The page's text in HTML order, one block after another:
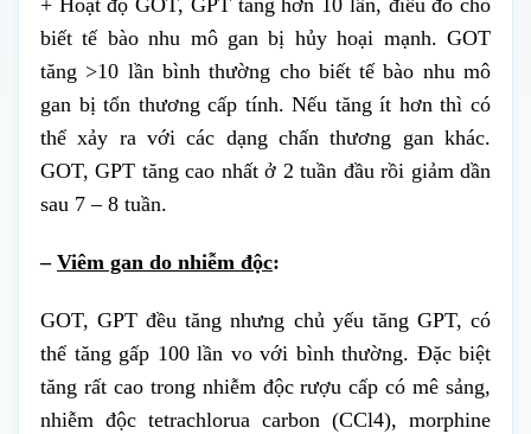
+ Hoạt độ GOT, GPT tăng hơn 10 lần, điều đó cho
biết tế bào nhu mô gan bị hủy hoại mạnh. GOT
tăng >10 lần bình thường cho biết tế bào nhu mô
gan bị tổn thương cấp tính. Nếu tăng ít hơn thì có
thể xảy ra với các dạng chấn thương gan khác.
GOT, GPT tăng cao nhất ở 2 tuần đầu rồi giảm dần
sau 7 – 8 tuần.
– Viêm gan do nhiễm độc:
GOT, GPT đều tăng nhưng chủ yếu tăng GPT, có
thể tăng gấp 100 lần vo với bình thường. Đặc biệt
tăng rất cao trong nhiễm độc rượu cấp có mê sảng,
nhiễm độc tetrachlorua carbon (CCl4), morphine